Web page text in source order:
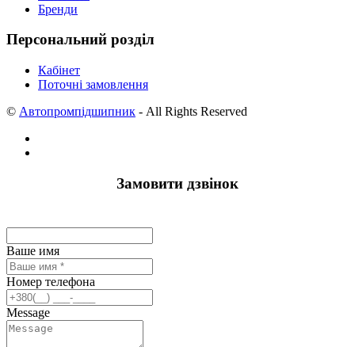
Бренди
Персональний розділ
Кабінет
Поточні замовлення
© Автопромпідшипник - All Rights Reserved
Замовити дзвінок
Ваше имя
Номер телефона
Message